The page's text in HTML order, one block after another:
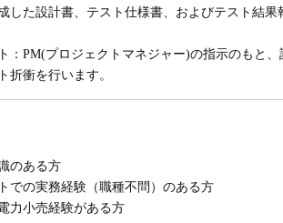
した設計書、テスト仕様書、およびテスト結果
：PM(プロジェクトマネジャー)の指示のもと
折衝を行います。
のある方
での実務経験（職種不問）のある方
力小売経験がある方